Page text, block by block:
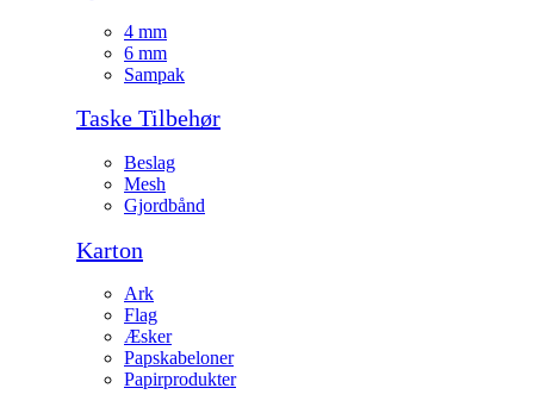
4 mm
6 mm
Sampak
Taske Tilbehør
Beslag
Mesh
Gjordbånd
Karton
Ark
Flag
Æsker
Papskabeloner
Papirprodukter